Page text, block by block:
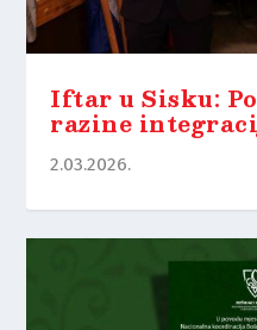
Iftar u Sisku:
razine
2.03.2026.